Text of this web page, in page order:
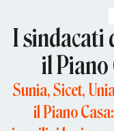
I sindacati
il Piano
Sunia, Sicet,
il Piano